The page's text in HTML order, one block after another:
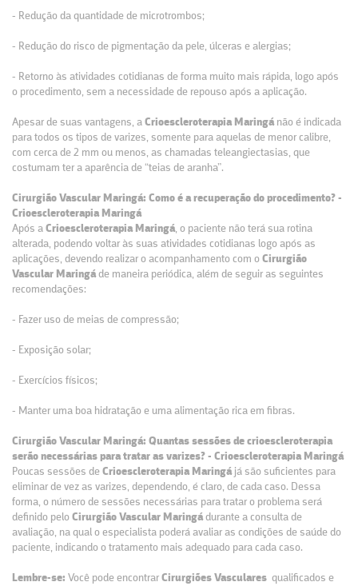
- Redução da quantidade de microtrombos;
- Redução do risco de pigmentação da pele, úlceras e alergias;
- Retorno às atividades cotidianas de forma muito mais rápida, logo após
o procedimento, sem a necessidade de repouso após a aplicação.
Apesar de suas vantagens, a Crioescleroterapia Maringánão é indicada
para todos os tipos de varizes, somente para aquelas de menor calibre,
com cerca de 2 mm ou menos, as chamadas teleangiectasias, que
costumam ter a aparência de “teias de aranha”.
Cirurgião Vascular Maringá: Como é a recuperação do procedimento? -
Crioescleroterapia Maringá
Após a Crioescleroterapia Maringá, o paciente não terá sua rotina
alterada, podendo voltar às suas atividades cotidianas logo após as
aplicações, devendo realizar o acompanhamento com o Cirurgião
Vascular Maringáde maneira periódica, além de seguir as seguintes
recomendações:
- Fazer uso de meias de compressão;
- Exposição solar;
- Exercícios físicos;
- Manter uma boa hidratação e uma alimentação rica em fibras.
Cirurgião Vascular Maringá: Quantas sessões de crioescleroterapia
serão necessárias para tratar as varizes? - Crioescleroterapia Maringá
Poucas sessões de Crioescleroterapia Maringájá são suficientes para
eliminar de vez as varizes, dependendo, é claro, de cada caso. Dessa
forma, o número de sessões necessárias para tratar o problema será
definido pelo Cirurgião Vascular Maringádurante a consulta de
avaliação, na qual o especialista poderá avaliar as condições de saúde do
paciente, indicando o tratamento mais adequado para cada caso.
Lembre-se: Você pode encontrar Cirurgiões Vasculares qualificados e